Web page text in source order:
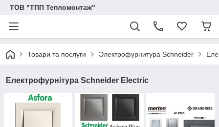
ТОВ "ТПП Тепломонтаж"
Товари та послуги Электрофурнитура Schneider
Електрофурнітура Schneider Electric